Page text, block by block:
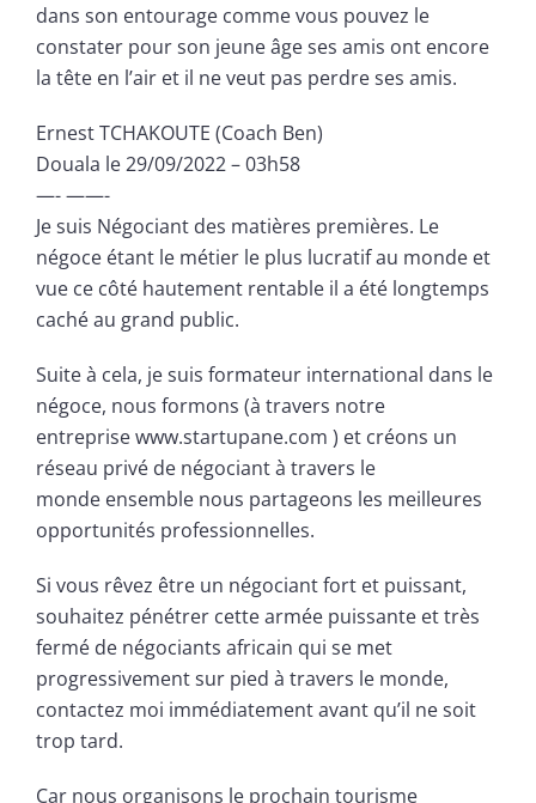
dans son entourage comme vous pouvez le
constater pour son jeune âge ses amis ont encore
la tête en l’air et il ne veut pas perdre ses amis.
Ernest TCHAKOUTE (Coach Ben)
Douala le 29/09/2022 – 03h58
—- ——-
Je suis Négociant des matières premières. Le
négoce étant le métier le plus lucratif au monde et
vue ce côté hautement rentable il a été longtemps
caché au grand public.
Suite à cela, je suis formateur international dans le
négoce, nous formons (à travers notre
entreprise www.startupane.com ) et créons un
réseau privé de négociant à travers le
monde ensemble nous partageons les meilleures
opportunités professionnelles.
Si vous rêvez être un négociant fort et puissant,
souhaitez pénétrer cette armée puissante et très
fermé de négociants africain qui se met
progressivement sur pied à travers le monde,
contactez moi immédiatement avant qu’il ne soit
trop tard.
Car nous organisons le prochain tourisme